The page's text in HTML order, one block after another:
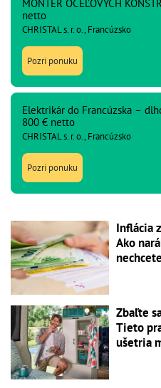
MONTÉR OCEĽOVÝCH
netto
CHRISTAL s. r. o., Francúzsko
Pozri ponuku
Elektrikár do Francúzska –
800 € netto
CHRISTAL s. r. o., Francúzsko
Pozri ponuku
Inflácia
Ako
Zbaľte
Tieto
ušetria